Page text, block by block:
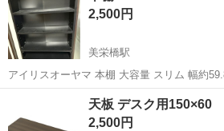
持やフォロー対応...2,500円
美栄橋駅
アイリスオーヤマ 本棚 大容量 スリム 幅約
㎝ 8段 棚板可動 オープンラック 組立品 ブラック
であることをご理解ください。 多少の傷があ
那覇市 美栄橋駅 収納家具
天板 デスク用150×60
2,500円